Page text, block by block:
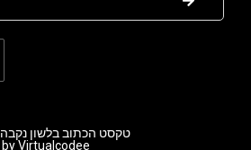
טקסט הכתוב בלשון
Virtualcodee